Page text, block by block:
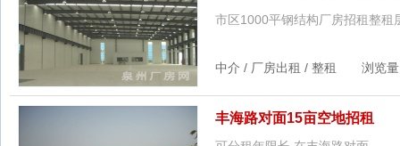
市区1000平钢结构厂房招租整租
中介 / 厂房出租 / 整租 浏览
丰海路对面15亩空地招租